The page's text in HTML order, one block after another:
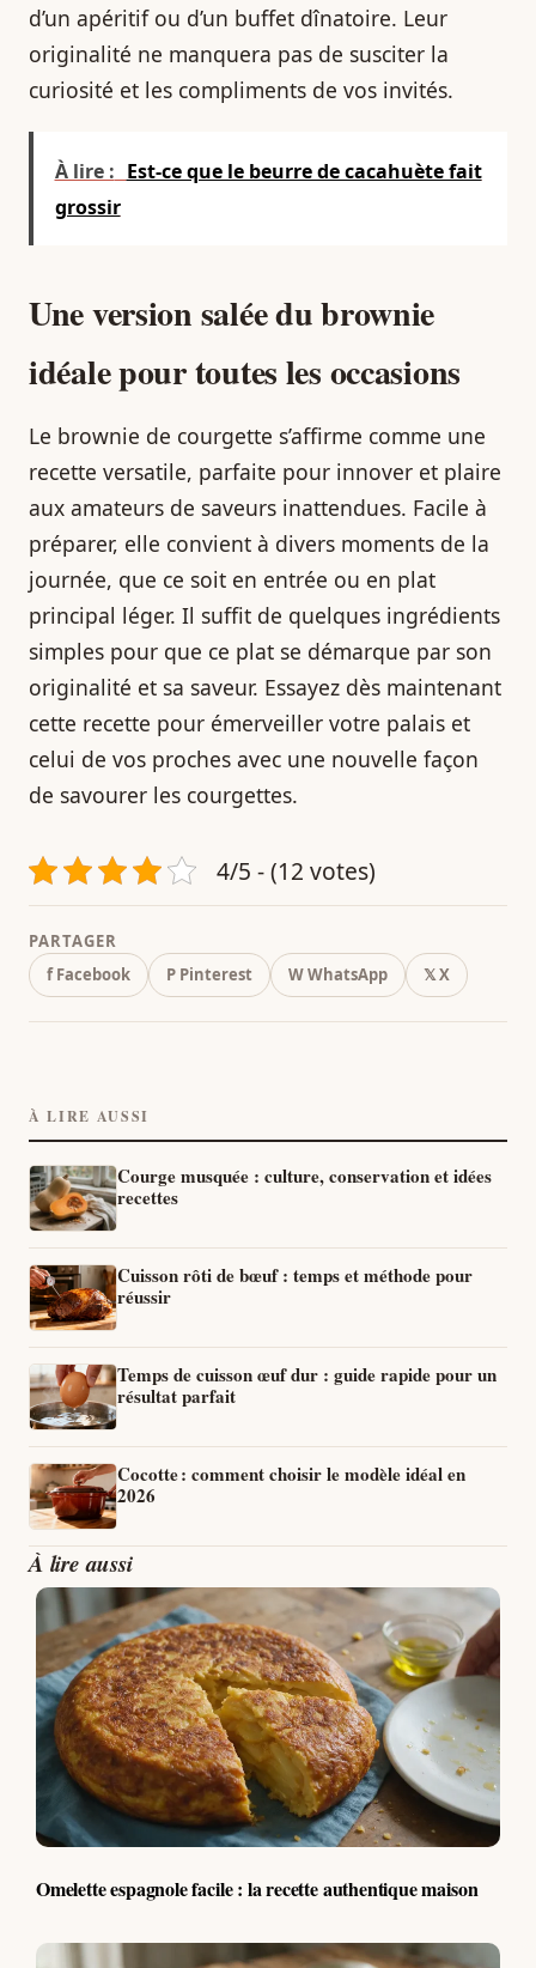
d’un apéritif ou d’un buffet dînatoire. Leur
originalité ne manquera pas de susciter la
curiosité et les compliments de vos invités.
À lire : Est-ce que le beurre de cacahuète fait
grossir
Une version salée du brownie
idéale pour toutes les occasions
Le brownie de courgette s’affirme comme une
recette versatile, parfaite pour innover et plaire
aux amateurs de saveurs inattendues. Facile à
préparer, elle convient à divers moments de la
journée, que ce soit en entrée ou en plat
principal léger. Il suffit de quelques ingrédients
simples pour que ce plat se démarque par son
originalité et sa saveur. Essayez dès maintenant
cette recette pour émerveiller votre palais et
celui de vos proches avec une nouvelle façon
de savourer les courgettes.
4/5 - (12 votes)
PARTAGER
f Facebook
P Pinterest W WhatsApp 𝕏 X
À LIRE AUSSI
Courge musquée : culture, conservation et idées
recettes
Cuisson rôti de bœuf : temps et méthode pour
réussir
Temps de cuisson œuf dur : guide rapide pour un
résultat parfait
Cocotte : comment choisir le modèle idéal en
2026
À lire aussi
Omelette espagnole facile : la recette authentique maison